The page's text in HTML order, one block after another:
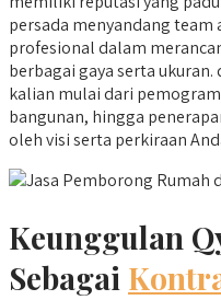
persada menyandang team
profesional dalam
berbagai gaya serta
kalian mulai dari
bangunan, hingga
oleh visi serta perkiraan
Keunggulan
Sebagai